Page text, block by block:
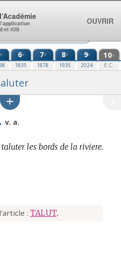
e 6e
1835
7e
1878
8e
1935
9e
2024
10e
E.C.
v. a.
les bords de la riviere.
: TALUT.
et iOS
OUVRIR